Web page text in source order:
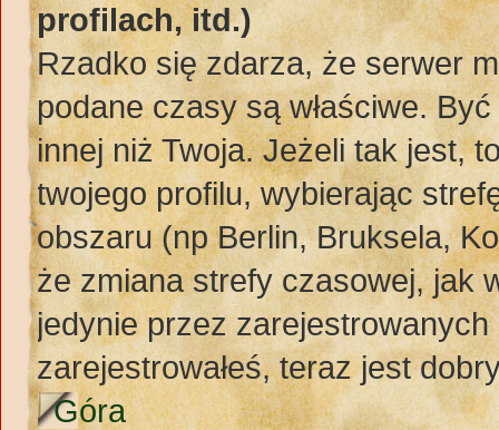
profilach, itd.)
Rzadko się zdarza, że serwer
podane czasy są właściwe.
innej niż Twoja. Jeżeli tak jest,
twojego profilu, wybierając
obszaru (np Berlin, Bruksela,
że zmiana strefy czasowej, jak
jedynie przez
zarejestrowałeś, teraz jest
Góra